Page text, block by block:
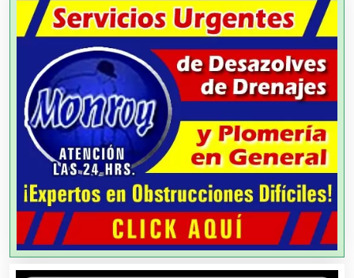
Arquitectos
Artes Gráficas
Artesanías
Artículos de Oficina
Artículos de Piel